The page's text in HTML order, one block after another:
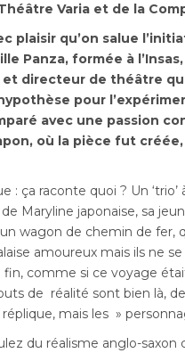
Varia et de la
plaisir qu’on salue
Panza, formée à
et directeur de théâtre
pour
avec une passion
où la pièce fut
: ça raconte quoi ? Un
Maryline japonaise, sa
wagon de chemin de fer,
amoureux mais ils ne
fin, comme si ce voyage
de réalité sont bien là,
mais les »
du réalisme anglo-